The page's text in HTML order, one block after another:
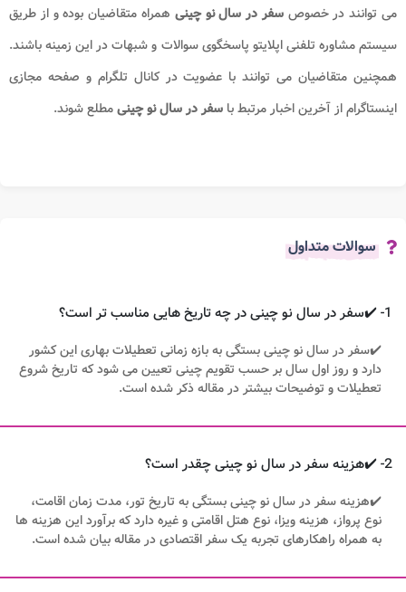
می توانند در خصوصسفر در سال نو چینی همراه متقاضیان بوده و از طریق
سیستم مشاوره تلفنی اپلایتو پاسخگوی سوالات و شبهات در این زمینه باشند.
همچنین متقاضیان می توانند با عضویت در کانال تلگرام و صفحه مجازی
اینستاگرام از آخرین اخبار مرتبط با سفر در سال نو چینیمطلع شوند.
سوالات متداول
1- ✔️سفر در سال نو چینی در چه تاریخ هایی مناسب تر است؟
✔️سفر در سال نو چینی بستگی به بازه زمانی تعطیلات بهاری این کشور
دارد و روز اول سال بر حسب تقویم چینی تعیین می شود که تاریخ شروع
تعطیلات و توضیحات بیشتر در مقاله ذکر شده است.
2- ✔️هزینه سفر در سال نو چینی چقدر است؟
✔️هزینه سفر در سال نو چینی بستگی به تاریخ تور، مدت زمان اقامت،
نوع پرواز، هزینه ویزا، نوع هتل اقامتی و غیره دارد که برآورد این هزینه ها
به همراه راهکارهای تجربه یک سفر اقتصادی در مقاله بیان شده است.